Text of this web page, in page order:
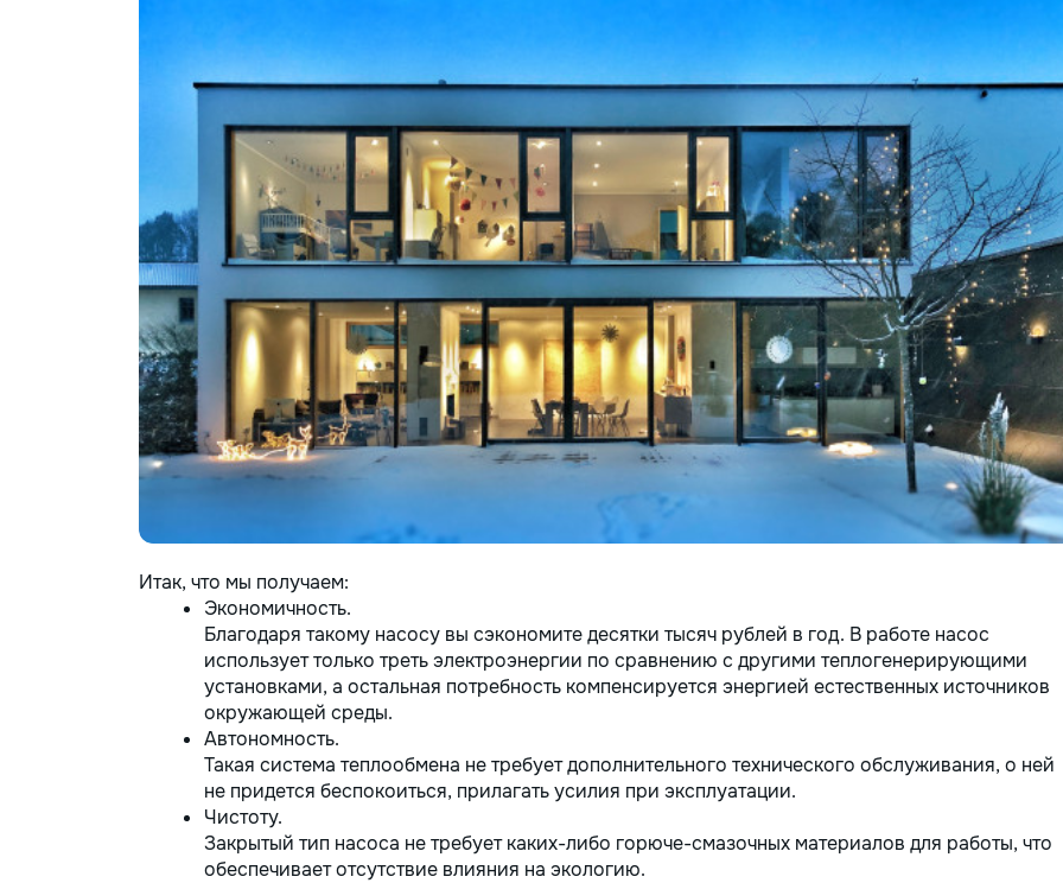
Итак, что мы получаем:
Экономичность.
Благодаря такому насосу вы сэкономите десятки тысяч рублей в год. В работе насос
использует только треть электроэнергии по сравнению с другими теплогенерирующими
установками, а остальная потребность компенсируется энергией естественных источников
окружающей среды.
Автономность.
Такая система теплообмена не требует дополнительного технического обслуживания, о ней
не придется беспокоиться, прилагать усилия при эксплуатации.
Чистоту.
Закрытый тип насоса не требует каких-либо горюче-смазочных материалов для работы, что
обеспечивает отсутствие влияния на экологию.